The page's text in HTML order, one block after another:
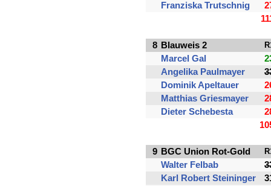
Franziska Trutschnig
8 Blauweis 2
Marcel Gal
Angelika Paulmayer
Dominik Apeltauer
Matthias Griesmayer
Dieter Schebesta
9 BGC Union Rot-Gold
Walter Felbab
Karl Robert Steininger